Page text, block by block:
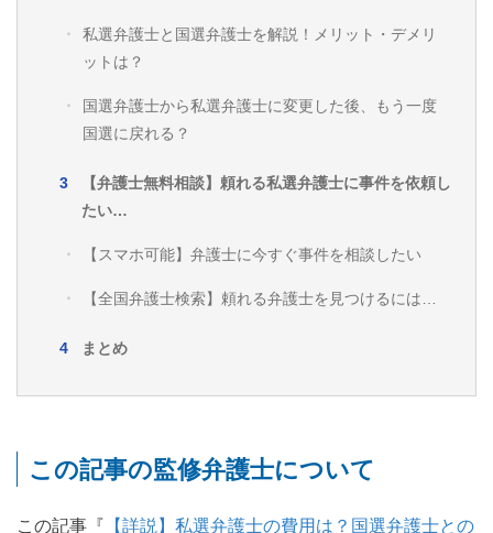
私選弁護士と国選弁護士を解説！メリット・デメリ
ットは？
国選弁護士から私選弁護士に変更した後、もう一度
国選に戻れる？
【弁護士無料相談】頼れる私選弁護士に事件を依頼し
たい…
【スマホ可能】弁護士に今すぐ事件を相談したい
【全国弁護士検索】頼れる弁護士を見つけるには…
まとめ
この記事の監修弁護士について
この記事『 【詳説】私選弁護士の費用は？国選弁護士との